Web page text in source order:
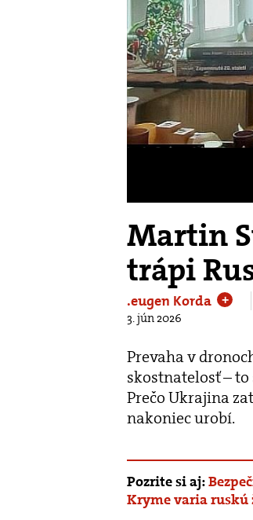
Martin
trápi
.eugen Korda +
3. jún 2026
Prevaha v
skostnatelosť –
Prečo Ukrajina
nakoniec urobí.
Pozrite si aj:
Kryme varia ruskú